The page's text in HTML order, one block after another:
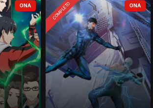
COMPLETO